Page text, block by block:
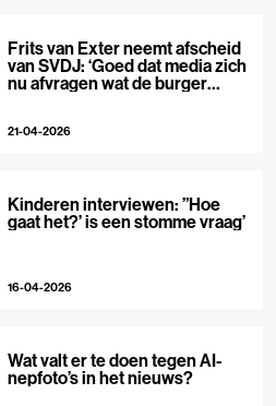
Frits van Exter neemt afscheid
van SVDJ: ‘Goed dat media zich
nu afvragen wat de burger
21-04-2026
Kinderen interviewen: ”Hoe
gaat het?’ is een stomme vraag’
16-04-2026
Wat valt er te doen tegen AI-
nepfoto’s in het nieuws?